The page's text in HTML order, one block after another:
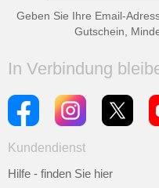
Geben Sie Ihre Email-
Gutschein,
In Verbindung
Kundendienst
Hilfe - finden Sie hier